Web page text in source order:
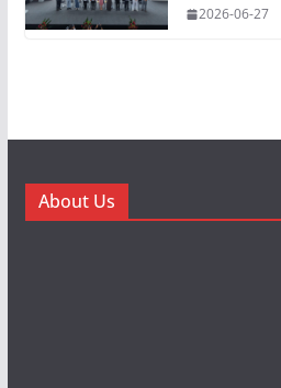
2026-06-27
About Us